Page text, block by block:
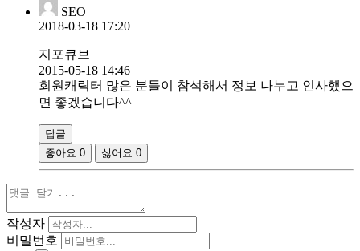
SEO
2018-03-18 17:20
지포큐브
2015-05-18 14:46
회원캐릭터 많은 분들이 참석해서 정보 나누고 인사했으
면 좋겠습니다^^
답글
좋아요 0 싫어요 0
작성자
비밀번호